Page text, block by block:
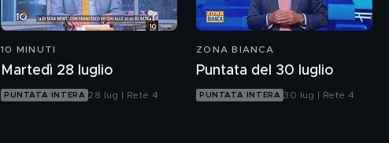
10 MINUTI
Martedì 28 luglio
PUNTATA INTERA 28 lug | Rete 4
ZONA BIANCA
Puntata del 30 luglio
PUNTATA INTERA 30 lug | Rete 4